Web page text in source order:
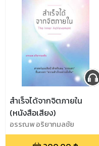
สำเร็จได้จากจิตภายใน
(หนังสือเสียง)
อรรณพ อริยากมลชัย